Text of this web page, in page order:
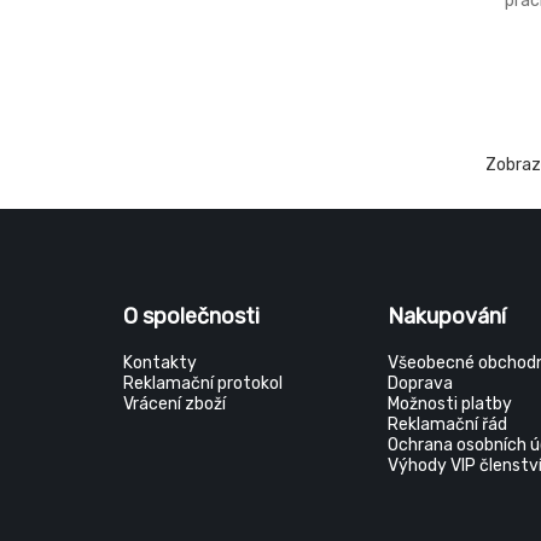
O společnosti
Kontakty
Reklamační protokol
Vrácení zboží
Nakupování
Všeobecné
Doprava
Možnosti platby
Reklamační řád
Ochrana osobních
Výhody VIP